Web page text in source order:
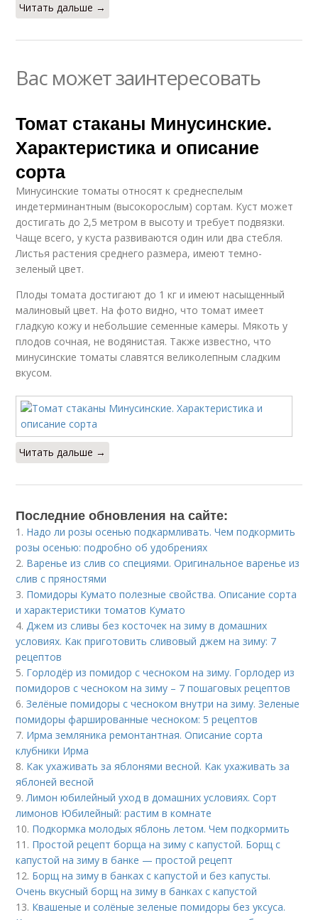
Читать дальше →
Вас может заинтересовать
Томат стаканы Минусинские.
Характеристика и описание
сорта
Минусинские томаты относят к среднеспелым
индетерминантным (высокорослым) сортам. Куст может
достигать до 2,5 метром в высоту и требует подвязки.
Чаще всего, у куста развиваются один или два стебля.
Листья растения среднего размера, имеют темно-
зеленый цвет.
Плоды томата достигают до 1 кг и имеют насыщенный
малиновый цвет. На фото видно, что томат имеет
гладкую кожу и небольшие семенные камеры. Мякоть у
плодов сочная, не водянистая. Также известно, что
минусинские томаты славятся великолепным сладким
вкусом.
Читать дальше →
Последние обновления на сайте:
1. Надо ли розы осенью подкармливать. Чем подкормить
розы осенью: подробно об удобрениях
2. Варенье из слив со специями. Оригинальное варенье из
слив с пряностями
3. Помидоры Кумато полезные свойства. Описание сорта
и характеристики томатов Кумато
4.Джем из сливы без косточек на зиму в домашних
условиях. Как приготовить сливовый джем на зиму: 7
рецептов
5. Горлодёр из помидор с чесноком на зиму. Горлодер из
помидоров с чесноком на зиму – 7 пошаговых рецептов
6.Зелёные помидоры с чесноком внутри на зиму. Зеленые
помидоры фаршированные чесноком: 5 рецептов
7. Ирма земляника ремонтантная. Описание сорта
клубники Ирма
8. Как ухаживать за яблонями весной. Как ухаживать за
яблоней весной
9.Лимон юбилейный уход в домашних условиях. Сорт
лимонов Юбилейный: растим в комнате
10. Подкормка молодых яблонь летом. Чем подкормить
11. Простой рецепт борща на зиму с капустой. Борщ с
капустой на зиму в банке — простой рецепт
12. Борщ на зиму в банках с капустой и без капусты.
Очень вкусный борщ на зиму в банках с капустой
13. Квашеные и солёные зеленые помидоры без уксуса.